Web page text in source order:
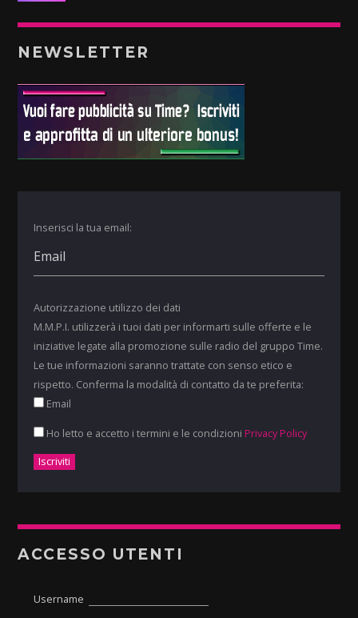
NEWSLETTER
Inserisci la tua email:
Autorizzazione utilizzo dei dati
M.M.P.I. utilizzerà i tuoi dati per informarti sulle offerte e le
iniziative legate alla promozione sulle radio del gruppo Time.
Le tue informazioni saranno trattate con senso etico e
rispetto. Conferma la modalità di contatto da te preferita:
Email
Ho letto e accetto i termini e le condizioni Privacy Policy
ACCESSO UTENTI
Username